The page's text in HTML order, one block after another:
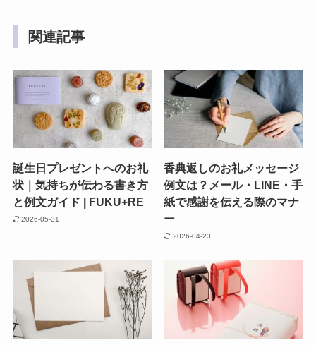
関連記事
誕生日プレゼントへのお礼
状｜気持ちが伝わる書き方
と例文ガイド | FUKU+RE
2026-05-31
香典返しのお礼メッセージ
例文は？メール・LINE・手
紙で感謝を伝える際のマナ
ー
2026-04-23